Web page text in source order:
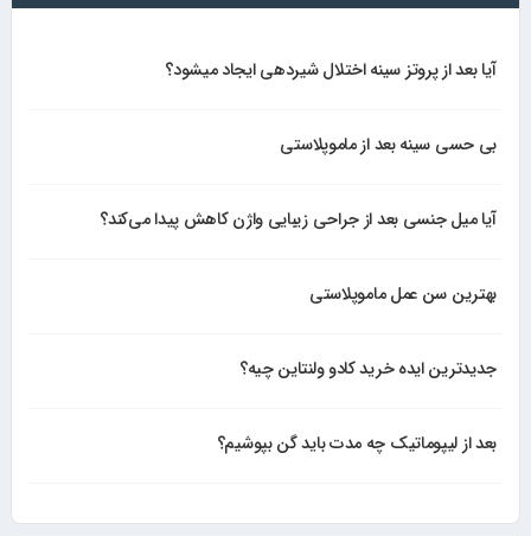
آیا بعد از پروتز سینه اختلال شیردهی ایجاد میشود؟
بی حسی سینه بعد از ماموپلاستی
آیا میل جنسی بعد از جراحی زیبایی واژن کاهش پیدا می‌کند؟
بهترین سن عمل ماموپلاستی
جدیدترین ایده خرید کادو ولنتاین چیه؟
بعد از لیپوماتیک چه مدت باید گن بپوشیم؟